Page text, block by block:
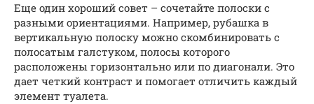
Еще один хороший совет – сочетайте полоски с
разными ориентациями. Например, рубашка в
вертикальную полоску можно скомбинировать с
полосатым галстуком, полосы которого
расположены горизонтально или по диагонали. Это
дает четкий контраст и помогает отличить каждый
элемент туалета.